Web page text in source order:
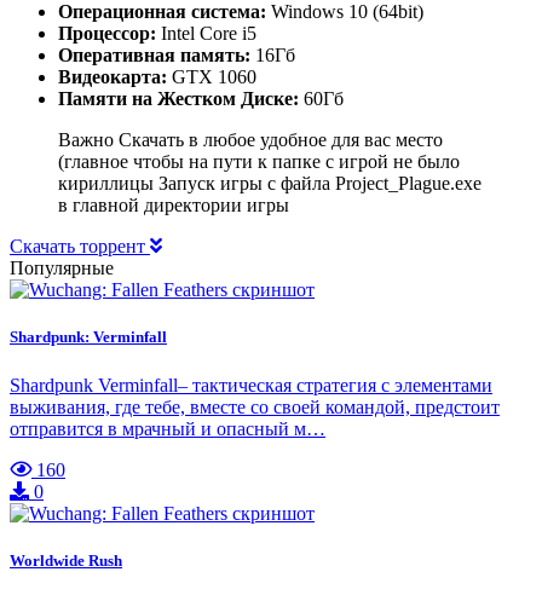
Операционная система: Windows 10 (64bit)
Процессор: Intel Core i5
Оперативная память: 16Гб
Видеокарта: GTX 1060
Памяти на Жестком Диске: 60Гб
Важно Скачать в любое удобное для вас место
(главное чтобы на пути к папке с игрой не было
кириллицы Запуск игры с файла Project_Plague.exe
в главной директории игры
Скачать торрент
Популярные
Shardpunk: Verminfall
Shardpunk Verminfall– тактическая стратегия с элементами
выживания, где тебе, вместе со своей командой, предстоит
отправится в мрачный и опасный м…
160
0
Worldwide Rush